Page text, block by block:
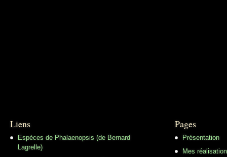
Liens
Espèces de Phalaenopsis (de Bernard
Lagrelle)
Pages
Présentation
Mes